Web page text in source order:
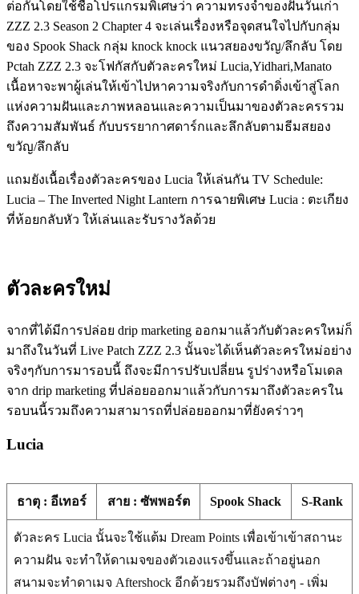
ต่อกันโดยใช้ชื่อโปรแกรมพิเศษว่า ความทรงจำของฝันวันเก่า
ZZZ 2.3 Season 2 Chapter 4 จะเล่นเรื่องหรือจุดสนใจไปกับกลุ่ม
ของ Spook Shack กลุ่ม knock knock แนวสยองขวัญ/ลึกลับ โดย
Pctah ZZZ 2.3 จะโฟกัสกับตัวละครใหม่ Lucia,Yidhari,Manato
เนื้อหาจะพาผู้เล่นให้เข้าไปหาความจริงกับการดำดิ่งเข้าสู่โลก
แห่งความฝันและภาพหลอนและความเป็นมาของตัวละครรวม
ถึงความสัมพันธ์ กับบรรยากาศดาร์กและลึกลับตามธีมสยอง
ขวัญ/ลึกลับ
แถมยังเนื้อเรื่องตัวละครของ Lucia ให้เล่นกัน TV Schedule:
Lucia – The Inverted Night Lantern การฉายพิเศษ Lucia : ตะเกียง
ที่ห้อยกลับหัว ให้เล่นและรับรางวัลด้วย
ตัวละครใหม่
จากที่ได้มีการปล่อย drip marketing ออกมาแล้วกับตัวละครใหม่ก็
มาถึงในวันที่ Live Patch ZZZ 2.3 นั้นจะได้เห็นตัวละครใหม่อย่าง
จริงๆกับการมารอบนี้ ถึงจะมีการปรับเปลี่ยน รูปร่างหรือโมเดล
จาก drip marketing ที่ปล่อยออกมาแล้วกับการมาถึงตัวละครใน
รอบนนี้รวมถึงความสามารถที่ปล่อยออกมาที่ยังคร่าวๆ
Lucia
ธาตุ : อีเทอร์ สาย : ซัพพอร์ต Spook Shack S-Rank
ตัวละคร Lucia นั้นจะใช้แต้ม Dream Points เพื่อเข้าเข้าสถานะ
ความฝัน จะทำให้ดาเมจของตัวเองแรงขึ้นและถ้าอยู่นอก
สนามจะทำดาเมจ Aftershock อีกด้วยรวมถึงบัฟต่างๆ - เพิ่ม